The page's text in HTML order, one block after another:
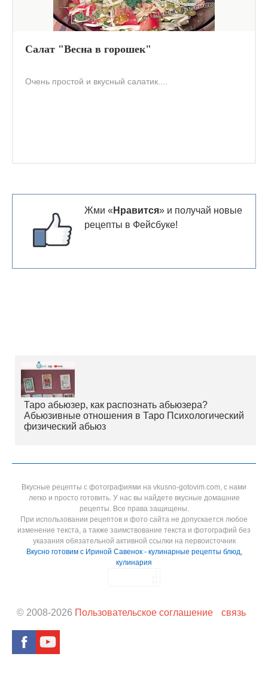
Салат "Весна в горошек"
Очень простой и вкусный салатик....
Жми « Нравится» и получай новые
рецепты в Фейсбуке!
Таро абьюзер, как распознать абьюзера?
Абьюзивные отношения в Таро Психологический
физический абьюз
Вкусные рецепты с фотографиями на vkusno-gotovim.com, с нами
легко и просто готовить. У нас вы найдете вкусные домашние
рецепты. Все права защищены.
При использовании рецептов и фото сайта не допускается любое
изменение текста, а также заимствование текста и фотографий без
указания обязательной активной ссылки на первоисточник
Вкусно готовим с Ириной Савенок - кулинарные рецепты блюд,
кулинария
© 2008-2026 Пользовательское соглашение связь